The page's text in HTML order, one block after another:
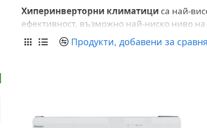
Хиперинверторни климатици са най-
ефективност, възможно най-ниско ниво
Продукти, добавени за